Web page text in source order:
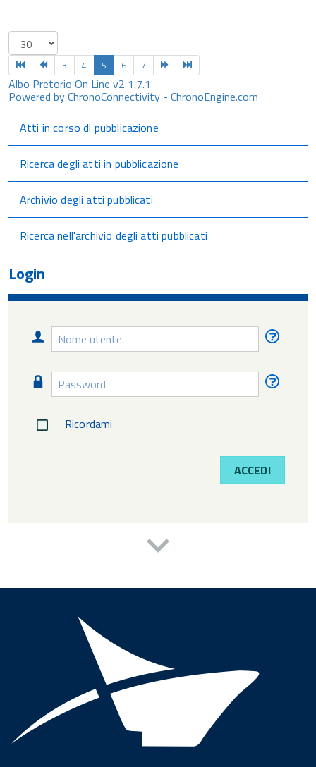
3 4 5 6 7
Albo Pretorio On Line v2 1.7.1
Powered by ChronoConnectivity - ChronoEngine.com
Atti in corso di pubblicazione
Ricerca degli atti in pubblicazione
Archivio degli atti pubblicati
Ricerca nell'archivio degli atti pubblicati
Login
Nome
utente
Password
Ricordami
ACCEDI